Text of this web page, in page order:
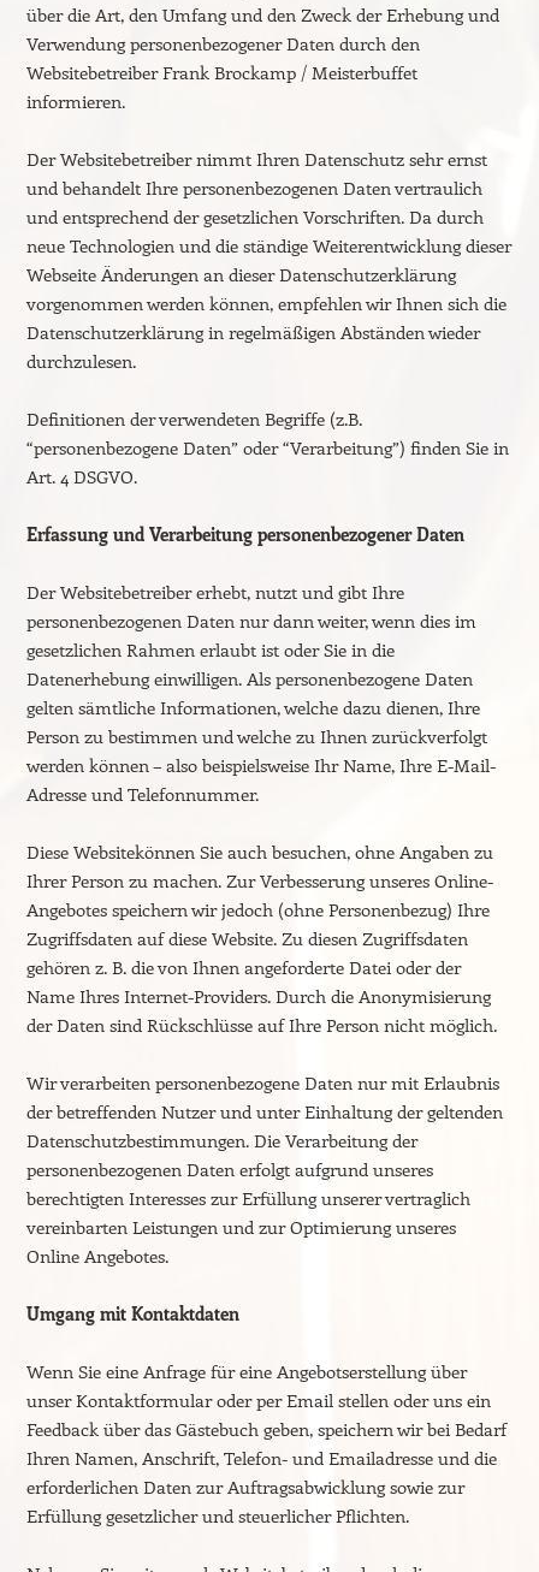
über die Art, den Umfang und den Zweck der Erhebung und
Verwendung personenbezogener Daten durch den
Websitebetreiber Frank Brockamp / Meisterbuffet
informieren.
Der Websitebetreiber nimmt Ihren Datenschutz sehr ernst
und behandelt Ihre personenbezogenen Daten vertraulich
und entsprechend der gesetzlichen Vorschriften. Da durch
neue Technologien und die ständige Weiterentwicklung dieser
Webseite Änderungen an dieser Datenschutzerklärung
vorgenommen werden können, empfehlen wir Ihnen sich die
Datenschutzerklärung in regelmäßigen Abständen wieder
durchzulesen.
Definitionen der verwendeten Begriffe (z.B.
“personenbezogene Daten” oder “Verarbeitung”) finden Sie in
Art. 4 DSGVO.
Erfassung und Verarbeitung personenbezogener Daten
Der Websitebetreiber erhebt, nutzt und gibt Ihre
personenbezogenen Daten nur dann weiter, wenn dies im
gesetzlichen Rahmen erlaubt ist oder Sie in die
Datenerhebung einwilligen. Als personenbezogene Daten
gelten sämtliche Informationen, welche dazu dienen, Ihre
Person zu bestimmen und welche zu Ihnen zurückverfolgt
werden können – also beispielsweise Ihr Name, Ihre E-Mail-
Adresse und Telefonnummer.
Diese Websitekönnen Sie auch besuchen, ohne Angaben zu
Ihrer Person zu machen. Zur Verbesserung unseres Online-
Angebotes speichern wir jedoch (ohne Personenbezug) Ihre
Zugriffsdaten auf diese Website. Zu diesen Zugriffsdaten
gehören z. B. die von Ihnen angeforderte Datei oder der
Name Ihres Internet-Providers. Durch die Anonymisierung
der Daten sind Rückschlüsse auf Ihre Person nicht möglich.
Wir verarbeiten personenbezogene Daten nur mit Erlaubnis
der betreffenden Nutzer und unter Einhaltung der geltenden
Datenschutzbestimmungen. Die Verarbeitung der
personenbezogenen Daten erfolgt aufgrund unseres
berechtigten Interesses zur Erfüllung unserer vertraglich
vereinbarten Leistungen und zur Optimierung unseres
Online Angebotes.
Umgang mit Kontaktdaten
Wenn Sie eine Anfrage für eine Angebotserstellung über
unser Kontaktformular oder per Email stellen oder uns ein
Feedback über das Gästebuch geben, speichern wir bei Bedarf
Ihren Namen, Anschrift, Telefon- und Emailadresse und die
erforderlichen Daten zur Auftragsabwicklung sowie zur
Erfüllung gesetzlicher und steuerlicher Pflichten.